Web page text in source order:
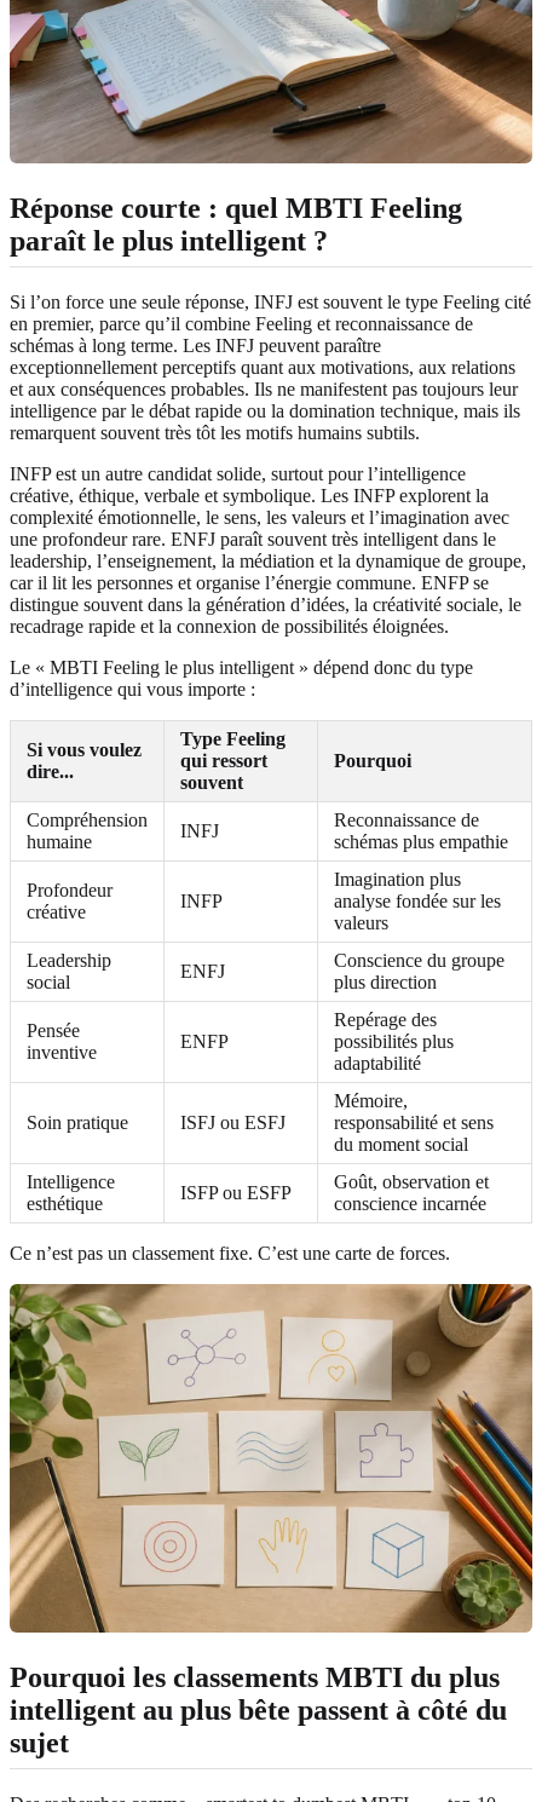
Réponse courte : quel MBTI Feeling
paraît le plus intelligent ?
Si l’on force une seule réponse, INFJ est souvent le type Feeling cité
en premier, parce qu’il combine Feeling et reconnaissance de
schémas à long terme. Les INFJ peuvent paraître
exceptionnellement perceptifs quant aux motivations, aux relations
et aux conséquences probables. Ils ne manifestent pas toujours leur
intelligence par le débat rapide ou la domination technique, mais ils
remarquent souvent très tôt les motifs humains subtils.
INFP est un autre candidat solide, surtout pour l’intelligence
créative, éthique, verbale et symbolique. Les INFP explorent la
complexité émotionnelle, le sens, les valeurs et l’imagination avec
une profondeur rare. ENFJ paraît souvent très intelligent dans le
leadership, l’enseignement, la médiation et la dynamique de groupe,
car il lit les personnes et organise l’énergie commune. ENFP se
distingue souvent dans la génération d’idées, la créativité sociale, le
recadrage rapide et la connexion de possibilités éloignées.
Le « MBTI Feeling le plus intelligent » dépend donc du type
d’intelligence qui vous importe :
Si vous voulez
dire...
Type Feeling
qui ressort
souvent
Pourquoi
Compréhension
humaine
INFJ
Reconnaissance de
schémas plus empathie
Profondeur
créative
INFP
Imagination plus
analyse fondée sur les
valeurs
Leadership
social
ENFJ
Conscience du groupe
plus direction
Pensée
inventive
ENFP
Repérage des
possibilités plus
adaptabilité
Soin pratique ISFJ ou ESFJ
Mémoire,
responsabilité et sens
du moment social
Intelligence
esthétique
ISFP ou ESFP
Goût, observation et
conscience incarnée
Ce n’est pas un classement fixe. C’est une carte de forces.
Pourquoi les classements MBTI du plus
intelligent au plus bête passent à côté du
sujet